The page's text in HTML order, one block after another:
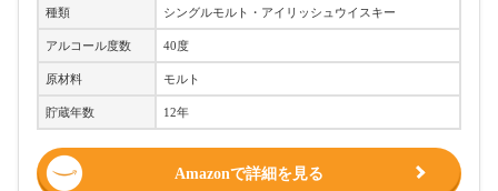
種類 シングルモルト・アイリッシュウイスキー
アルコール度数 40度
原材料 モルト
貯蔵年数 12年
Amazonで詳細を見る